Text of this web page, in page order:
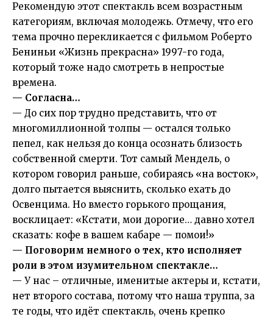
Рекомендую этот спектакль всем возрастным
категориям, включая молодежь. Отмечу, что его
тема прочно перекликается с фильмом Роберто
Бениньи «Жизнь прекрасна» 1997-го года,
который тоже надо смотреть в непростые
времена.
— Согласна…
— До сих пор трудно представить, что от
многомиллионной толпы — остался только
пепел, как нельзя до конца осознать близость
собственной смерти. Тот самый Мендель, о
котором говорил раньше, собираясь «на восток»,
долго пытается выяснить, сколько ехать до
Освенцима. Но вместо горького прощания,
восклицает: «Кстати, мои дорогие… давно хотел
сказать: кофе в вашем кабаре — помои!»
— Поговорим немного о тех, кто исполняет
роли в этом изумительном спектакле…
— У нас – отличные, именитые актеры и, кстати,
нет второго состава, потому что наша труппа, за
те годы, что идёт спектакль, очень крепко